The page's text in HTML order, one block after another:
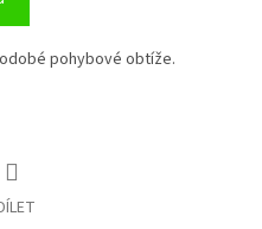
pohybové obtíže.